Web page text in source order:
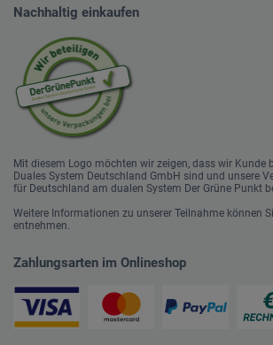
Nachhaltig einkaufen
Mit diesem Logo möchten wir zeigen, dass wir Kunde
Duales System Deutschland GmbH sind und unsere
für Deutschland am dualen System Der Grüne Punkt
Weitere Informationen zu unserer Teilnahme können
entnehmen.
Zahlungsarten im Onlineshop